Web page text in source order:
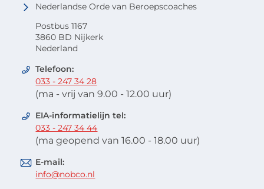
Nederlandse Orde van Beroepscoaches
Postbus 1167
3860 BD Nijkerk
Nederland
Telefoon:
033 - 247 34 28
(ma - vrij van 9.00 - 12.00 uur)
EIA-informatielijn tel:
033 - 247 34 44
(ma geopend van 16.00 - 18.00 uur)
E-mail:
info@nobco.nl